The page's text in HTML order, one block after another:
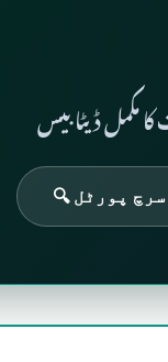
مکمل ڈیٹا بیس
پورٹل 🔍